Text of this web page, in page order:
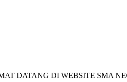
DI WEBSITE SMA NEGERI 1